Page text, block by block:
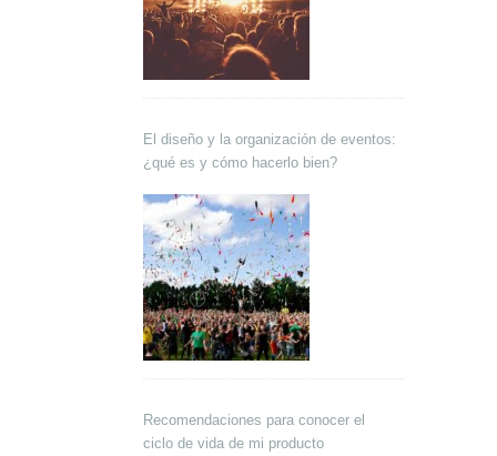
El diseño y la organización de eventos:
¿qué es y cómo hacerlo bien?
Recomendaciones para conocer el
ciclo de vida de mi producto